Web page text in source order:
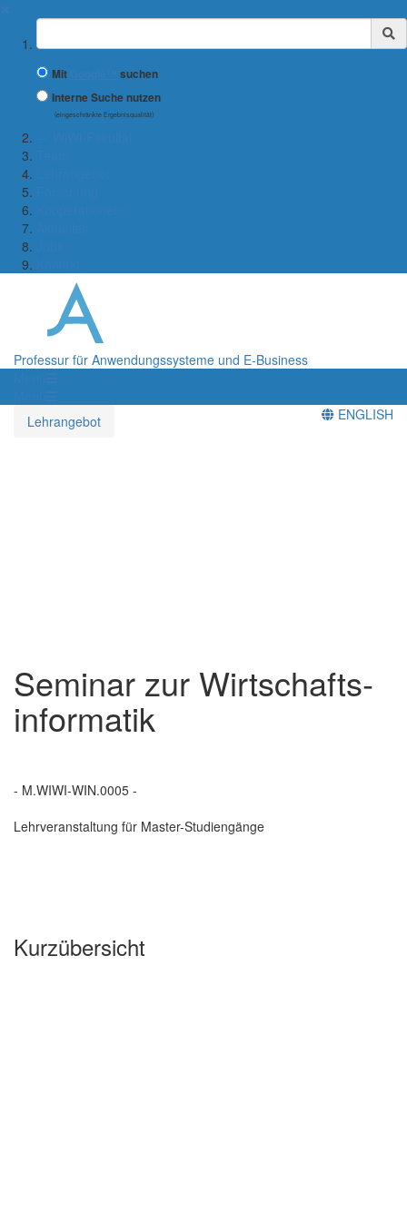
Suchbegriff
Mit
suchen
Interne Suche nutzen
(eingeschränkte Ergebnisqualität)
Professur für Anwendungssysteme und E-Business
Lehrangebot
ENGLISH
Seminar zur Wirtschafts­
informatik
- M.WIWI-WIN.0005 -
Lehrveranstaltung für Master-Studiengänge
Kurzübersicht